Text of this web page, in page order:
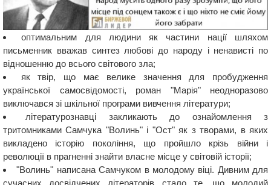
оптимальним для людини як частини нації шляхом
письменник вважав синтез любові до народу і ненависті по
відношенню до всього світового зла;
як твір, що має велике значення для пробудження
української самосвідомості, роман "Марія" неодноразово
виключався зі шкільної програми вивчення літератури;
літературознавці закликають до ознайомлення з
тритомниками Самчука "Волинь" і "Ост" як з творами, в яких
викладено історію покоління, що пройшло крізь війни і
революції в прагненні знайти власне місце у світовій історії;
"Волинь" написана Самчуком в молодому віці. Дивним для